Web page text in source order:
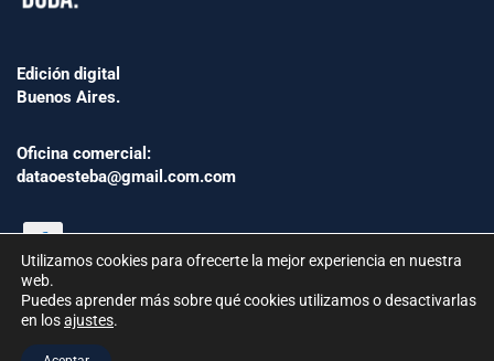
Edición digital
Buenos Aires.
Oficina comercial:
dataoesteba@gmail.com.com
Utilizamos cookies para ofrecerte la mejor experiencia en nuestra
web.
Puedes aprender más sobre qué cookies utilizamos o desactivarlas
en losajustes.